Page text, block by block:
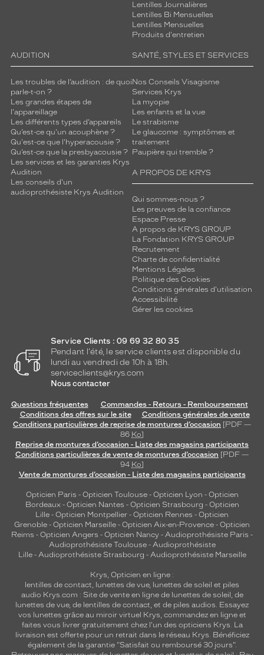
Lentilles Journalières
Lentilles Bi Mensuelles
Lentilles Mensuelles
Produits d'entretien
AUDITION
Les troubles de l’audition : de quoi
parle-t-on ?
Les grandes étapes de
l'appareillage
Les différents types d’appareils
Qu’est-ce qu'un acouphène ?
Qu'est-ce que l'hyperacousie ?
Qu’est-ce que la presbyacousie ?
Les services et les garanties Krys
Audition
Les conseils d'un
audioprothésiste Krys Audition
SANTÉ, STYLES ET SERVICES
Nos Conseils Visagisme
Services Krys
La myopie
Les enfants et la vue
Le strabisme
Le glaucome : symptômes et
traitement
Paupière qui tremble ?
A PROPOS DE KRYS
Qui sommes-nous ?
Les preuves de la confiance
Espace Presse
A propos de KRYS GROUP
La Fondation KRYS GROUP
Recrutement
Charte de confidentialité
Mentions Légales
Politique des Cookies
Conditions générales d'utilisation
Accessibilité
Gérer les cookies
Service Clients : 09 69 32 80 35
Pendant l'été, le service clients est disponible du
lundi au vendredi de 10h à 18h.
serviceclients@krys.com
Nous contacter
Questions fréquentes
Commandes - Retours - Remboursement
Conditions des offres sur le site
Conditions générales de vente
Conditions particulières de reprise de montures d’occasion [PDF —
86 Ko]
Reprise de montures d’occasion - Liste des magasins participants
Conditions particulières de vente de montures d’occasion [PDF —
94 Ko]
Vente de montures d’occasion - Liste des magasins participants
Opticien Paris - Opticien Toulouse- Opticien Lyon - Opticien
Bordeaux- Opticien Nantes - Opticien Strasbourg - Opticien
Lille - Opticien Montpellier - Opticien Rennes - Opticien
Grenoble - Opticien Marseille - Opticien Aix-en-Provence - Opticien
Reims - Opticien Angers - Opticien Nancy - Audioprothésiste Paris -
Audioprothésiste Toulouse- Audioprothésiste
Lille- Audioprothésiste Strasbourg - Audioprothésiste Marseille
Krys, Opticien en ligne :
lentilles de contact, lunettes de vue, lunettes de soleil et piles
audio Krys.com : Site de vente en ligne de lunettes de soleil, de
lunettes de vue, de lentilles de contact, et de piles audios. Essayez
vos lunettes grâce au miroir virtuel Krys, commandez en ligne et
faites vous livrer gratuitement chez l'un des opticiens Krys. La
livraison est offerte pour un retrait dans le réseau Krys. Bénéficiez
également de la garantie "Satisfait ou remboursé 30 jours".